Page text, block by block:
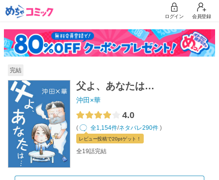
ログイン 会員登録
完結
父よ、あなたは…
沖田×華
4.0
( 全1,154件/ネタバレ290件 )
レビュー投稿で20ptゲット！
全19話完結